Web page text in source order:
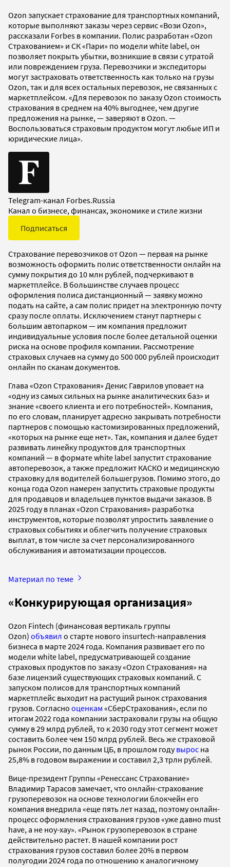
Ozon запускает страхование для транспортных компаний,
которые выполняют заказы через сервис «Вози Ozon»,
рассказали Forbes в компании. Полис разработан «Ozon
Страхованием» и СК «Пари» по модели white label, он
позволяет покрыть убытки, возникшие в связи с утратой
или повреждением груза. Перевозчики и экспедиторы
могут застраховать ответственность как только на грузы
Ozon, так и для всех остальных перевозок, не связанных с
маркетплейсом. «Для перевозок по заказу Ozon стоимость
страхования в среднем на 40% выгоднее, чем другие
предложения на рынке, — заверяют в Ozon. —
Воспользоваться страховым продуктом могут любые ИП и
юридические лица».
Telegram-канал Forbes.Russia
Канал о бизнесе, финансах, экономике и стиле жизни
Подписаться
Страхование перевозчиков от Ozon — первая на рынке
возможность оформить полис ответственности онлайн на
сумму покрытия до 10 млн рублей, подчеркивают в
маркетплейсе. В большинстве случаев процесс
оформления полиса дистанционный — заявку можно
подать на сайте, а сам полис придет на электронную почту
сразу после оплаты. Исключением станут партнеры с
большим автопарком — им компания предложит
индивидуальные условия после более детальной оценки
риска на основе профиля компании. Рассмотрение
страховых случаев на сумму до 500 000 рублей происходит
онлайн по сканам документов.
Глава «Ozon Страхования» Денис Гаврилов уповает на
«одну из самых сильных на рынке аналитических баз» и
знание «своего клиента и его потребностей». Компания,
по его словам, планирует адресно закрывать потребности
партнеров с помощью кастомизированных предложений,
«которых на рынке еще нет». Так, компания и далее будет
развивать линейку продуктов для транспортных
компаний — в формате white label запустит страхование
автоперевозок, а также предложит КАСКО и медицинскую
страховку для водителей большегрузов. Помимо этого, до
конца года Ozon намерен запустить страховые продукты
для продавцов и владельцев пунктов выдачи заказов. В
2025 году в планах «Ozon Страхования» разработка
инструментов, которые позволят упростить заявление о
страховых событиях и облегчить получение страховых
выплат, в том числе за счет персонализированного
обслуживания и автоматизации процессов.
Материал по теме
«Конкурирующая организация»
Ozon Fintech (финансовая вертикаль группы
Ozon) объявил о старте нового insurtech-направления
бизнеса в марте 2024 года. Компания развивает его по
модели white label, предусматривающей создание
страховых продуктов по заказу «Ozon Страхования» на
базе лицензий существующих страховых компаний. С
запуском полисов для транспортных компаний
маркетплейс выходит на растущий рынок страхования
грузов. Согласно оценкам «СберСтрахования», если по
итогам 2022 года компании застраховали грузы на общую
сумму в 29 млрд рублей, то к 2030 году этот сегмент может
составить более чем 150 млрд рублей. Весь же страховой
рынок России, по данным ЦБ, в прошлом годувырос на
25,8% в годовом выражении и составил 2,3 трлн рублей.
Вице-президент Группы «Ренессанс Страхование»
Владимир Тарасов замечает, что онлайн-страхование
грузоперевозок на основе технологии блокчейн его
компания внедрила «еще пять лет назад, поэтому онлайн-
процесс оформления страхования грузов «уже давно must
have, а не ноу-хау». «Рынок грузоперевозок в стране
действительно растет. В нашей компании рост
страхования грузов составил более 20% в первом
полугодии 2024 года по отношению к аналогичному